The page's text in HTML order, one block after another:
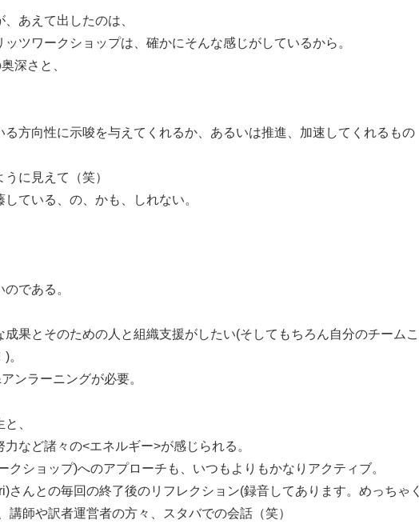
あえて出したのは、
ツワークショップは、確かにそんな感じがしているから。
深さと、
方向性に示唆を与えてくれるか、あるいは推進、加速してくれるもの
に見えて（笑）
ている、の、かも、しれない。
である。
果とそのための人と組織支援がしたい(そしてもちろん自分のチームこ
。
ンラーニングが必要。
、
など諸々の<エネルギー>が感じられる。
クショップ)へのアプローチも、いつもよりもかなりアクティブ。
さんとの毎回の終了後のリフレクション(録音してあります。めっちゃく
講師や訳者運営者の方々、スタバでの会話（笑）